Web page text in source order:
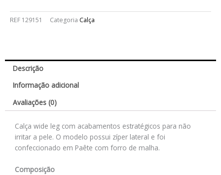
REF 129151 Categoria Calça
Descrição
Informação adicional
Avaliações (0)
Calça wide leg com acabamentos estratégicos para não
irritar a pele. O modelo possui zíper lateral e foi
confeccionado em Paête com forro de malha.
Composição